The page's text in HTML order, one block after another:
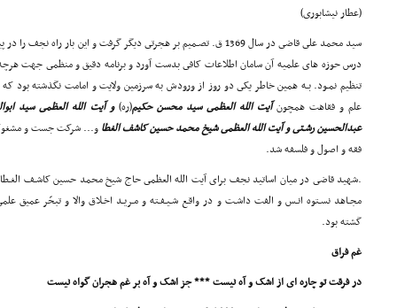
(عطار نیشابورى)
سید محمد على قاضى در سال 1369 ق. تصـمیم بر هجرتى دیگر گرفت و این
درس حوزه هاى علمیه آن سامان اطلاعات کافى بدست آورد و برنامه دقیق و منظمى جهت هرچه
تنظیم نمـود. بـه همین خاطر یکى دو روز از ورودش به سرزمین ولایت و امامت نگذشته بود
علم و فقاهت همچونآیت الله العظمى سید محسن حکیم(ره) و آیت الله العظمى سید
عبدالحسین رشـتى و آیت الله العظمى شیخ محمد حسین کاشف الغطا و... شرکت جست و
فقه و اصول و فلسفه شد.
.شهید قاضى در میان اساتید نجف براى آیت الله العظمى حاج شیخ محمد حسین کاشـف الغـطاء
مجـاهد نسـتوه انـس و الفت داشـت و در واقـع شـیـفـته و مـریـد اخـلاق والا و تبحّر عمیق
گشته بود.
غم فراق
در فرقت تو چاره اى از اشک و آه نیست *** جز اشک و آه بر غم هجران گواه نیست